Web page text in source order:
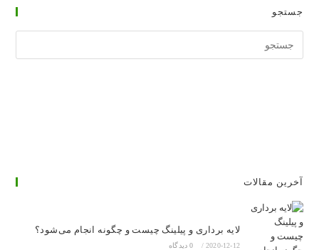
جستجو
وبسایت
آخرین مقالات
لایه برداری و پیلینگ چیست و چگونه انجام می‌شود؟
2020-12-12
/ 0 دیدگاه